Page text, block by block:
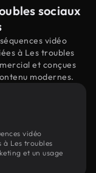
sociaux
vidéo
à Les troubles
et conçues
modernes.
vidéo
à Les troubles
et un usage